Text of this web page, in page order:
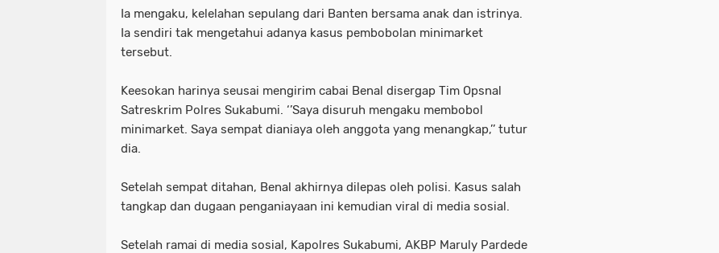
Ia mengaku, kelelahan sepulang dari Banten bersama anak dan istrinya.
Ia sendiri tak mengetahui adanya kasus pembobolan minimarket
tersebut.
Keesokan harinya seusai mengirim cabai Benal disergap Tim Opsnal
Satreskrim Polres Sukabumi. ‘’Saya disuruh mengaku membobol
minimarket. Saya sempat dianiaya oleh anggota yang menangkap,’’ tutur
dia.
Setelah sempat ditahan, Benal akhirnya dilepas oleh polisi. Kasus salah
tangkap dan dugaan penganiayaan ini kemudian viral di media sosial.
Setelah ramai di media sosial, Kapolres Sukabumi, AKBP Maruly Pardede